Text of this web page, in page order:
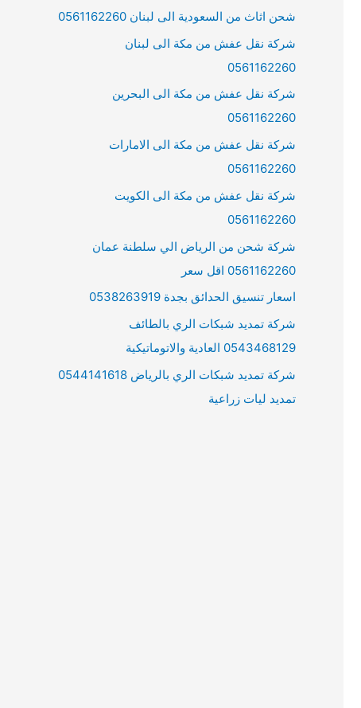
شحن اثاث من السعودية الى لبنان 0561162260
شركة نقل عفش من مكة الى لبنان
0561162260
شركة نقل عفش من مكة الى البحرين
0561162260
شركة نقل عفش من مكة الى الامارات
0561162260
شركة نقل عفش من مكة الى الكويت
0561162260
شركة شحن من الرياض الي سلطنة عمان
0561162260 اقل سعر
اسعار تنسيق الحدائق بجدة 0538263919
شركة تمديد شبكات الري بالطائف
0543468129 العادية والاتوماتيكية
شركة تمديد شبكات الري بالرياض 0544141618
تمديد ليات زراعية